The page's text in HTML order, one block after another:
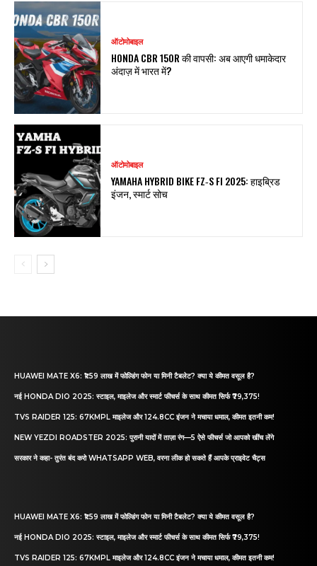
ऑटोमोबाइल
HONDA CBR 150R की वापसी: अब आएगी धमाकेदार
अंदाज़ में भारत में?
ऑटोमोबाइल
YAMAHA HYBRID BIKE FZ‑S FI 2025: हाइब्रिड
इंजन, स्मार्ट सोच
HUAWEI MATE X6: ₹1.59 लाख में फोल्डिंग फोन या मिनी टैबलेट? क्या ये कीमत वसूल है?
नई HONDA DIO 2025: स्टाइल, माइलेज और स्मार्ट फीचर्स के साथ कीमत सिर्फ ₹79,375!
TVS RAIDER 125: 67KMPL माइलेज और 124.8CC इंजन ने मचाया धमाल, कीमत इतनी कम!
NEW YEZDI ROADSTER 2025: पुरानी यादों में ताज़ा रंग—5 ऐसे फीचर्स जो आपको खींच लेंगे
सरकार ने कहा- तुरंत बंद करो WHATSAPP WEB, वरना लीक हो सकते हैं आपके प्राइवेट चैट्स
HUAWEI MATE X6: ₹1.59 लाख में फोल्डिंग फोन या मिनी टैबलेट? क्या ये कीमत वसूल है?
नई HONDA DIO 2025: स्टाइल, माइलेज और स्मार्ट फीचर्स के साथ कीमत सिर्फ ₹79,375!
TVS RAIDER 125: 67KMPL माइलेज और 124.8CC इंजन ने मचाया धमाल, कीमत इतनी कम!